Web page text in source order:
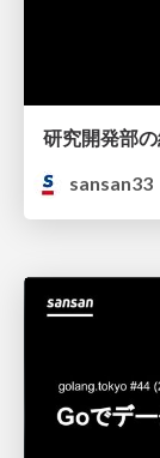
研究開発部
sansan33